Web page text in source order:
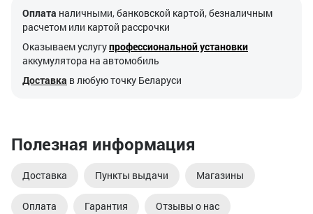
Оплата наличными, банковской картой, безналичным
расчетом или картой рассрочки
Оказываем услугупрофессиональной установки
аккумулятора на автомобиль
Доставка в любую точку Беларуси
Полезная информация
Доставка Пункты выдачи Магазины
Оплата Гарантия Отзывы о нас